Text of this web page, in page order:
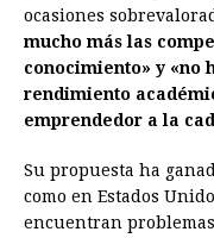
ocasiones
mucho más las
conocimiento» y «no
rendimiento
emprendedor a la
Su propuesta ha
como en Estados
encuentran